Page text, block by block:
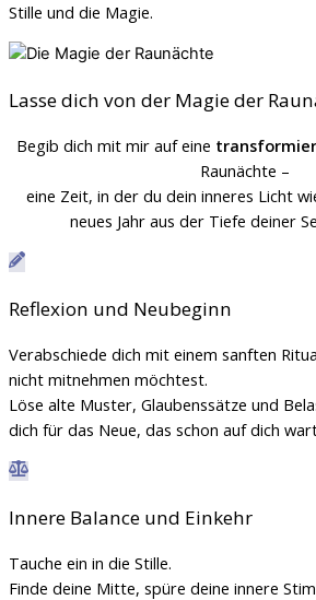
Stille und die Magie.
Lasse dich von der Magie der
Begib dich mit mir auf eine
Raunächte –
eine Zeit, in der du dein inneres Licht
neues Jahr aus der Tiefe deiner
Reflexion und Neubeginn
Verabschiede dich mit einem sanften
nicht mitnehmen möchtest.
Löse alte Muster, Glaubenssätze und
dich für das Neue, das schon auf dich
Innere Balance und Einkehr
Tauche ein in die Stille.
Finde deine Mitte, spüre deine innere